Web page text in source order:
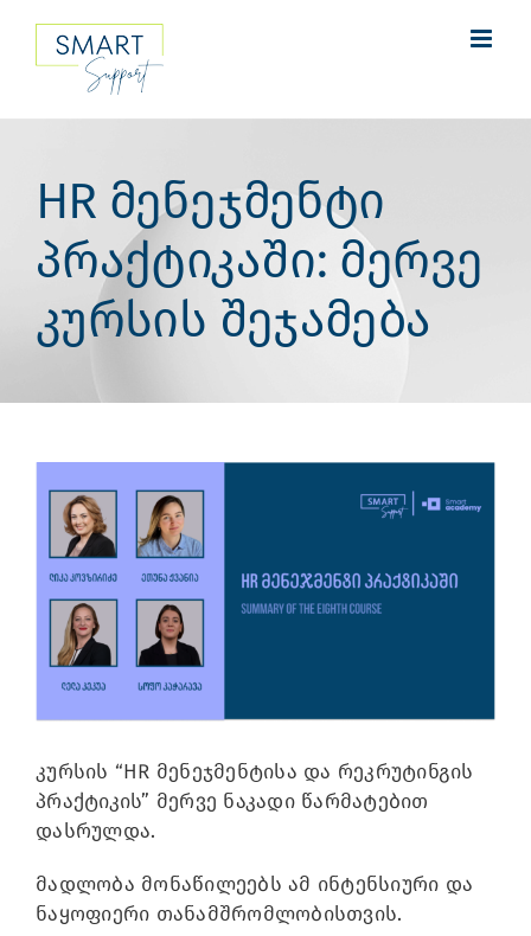
content
HR მენეჯმენტი
პრაქტიკაში: მერვე
კურსის შეჯამება
Larger
Image
კურსის “HR მენეჯმენტისა და რეკრუტინგის
პრაქტიკის” მერვე ნაკადი წარმატებით
დასრულდა.
მადლობა მონაწილეებს ამ ინტენსიური და
ნაყოფიერი თანამშრომლობისთვის.